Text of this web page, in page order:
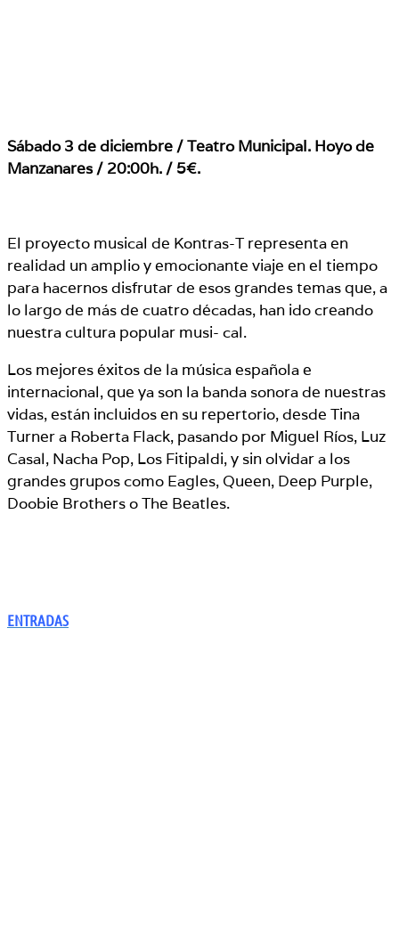
Sábado 3 de diciembre / Teatro Municipal. Hoyo de
Manzanares / 20:00h. / 5€.
El proyecto musical de Kontras-T representa en
realidad un amplio y emocionante viaje en el tiempo
para hacernos disfrutar de esos grandes temas que, a
lo largo de más de cuatro décadas, han ido creando
nuestra cultura popular musi- cal.
Los mejores éxitos de la música española e
internacional, que ya son la banda sonora de nuestras
vidas, están incluidos en su repertorio, desde Tina
Turner a Roberta Flack, pasando por Miguel Ríos, Luz
Casal, Nacha Pop, Los Fitipaldi, y sin olvidar a los
grandes grupos como Eagles, Queen, Deep Purple,
Doobie Brothers o The Beatles.
ENTRADAS